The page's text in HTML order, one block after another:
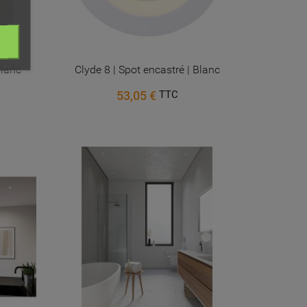
Clyde 8 | Spot encastré | Blanc
53,05 € TTC